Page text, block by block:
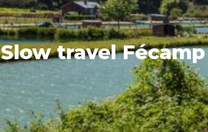
Slow travel Fécamp